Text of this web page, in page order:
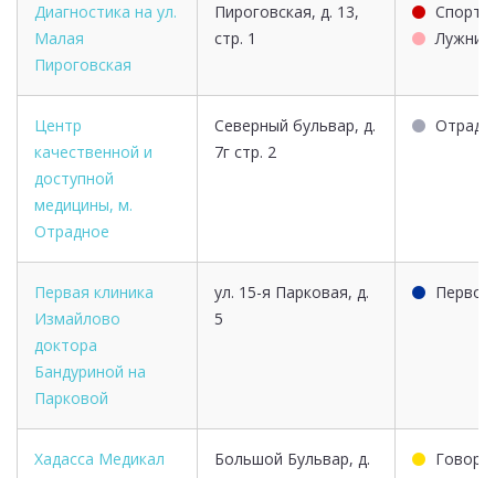
Диагностика на ул.
Малая
Пироговская
Пироговская, д. 13,
стр. 1
Центр
качественной и
доступной
медицины, м.
Отрадное
Северный бульвар, д.
7г стр. 2
Первая клиника
Измайлово
доктора
Бандуриной на
Парковой
ул. 15-я Парковая, д.
5
Хадасса Медикал
Большой Бульвар, д.